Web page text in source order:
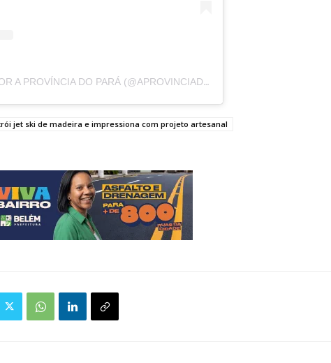
UM POST COMPARTILHADO POR A PROVÍNCIA DO PARÁ (@APROVINCIADOPARA)
jet ski de madeira e impressiona com projeto artesanal